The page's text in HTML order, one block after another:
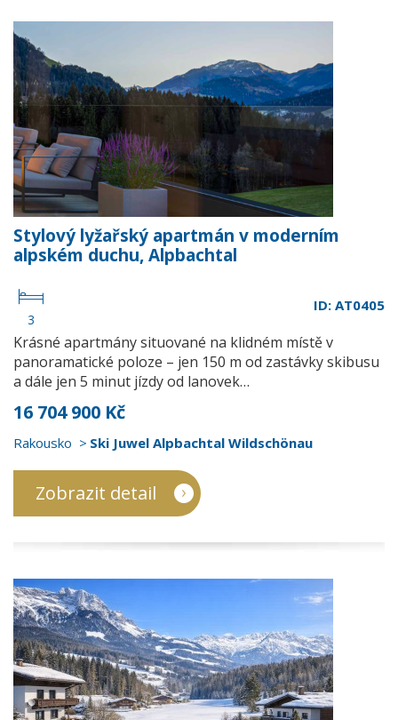
Stylový lyžařský apartmán v moderním
alpském duchu, Alpbachtal
3
ID: AT0405
Krásné apartmány situované na klidném místě v
panoramatické poloze – jen 150 m od zastávky skibusu
a dále jen 5 minut jízdy od lanovek…
16 704 900 Kč
Rakousko Ski Juwel Alpbachtal Wildschönau
Zobrazit detail